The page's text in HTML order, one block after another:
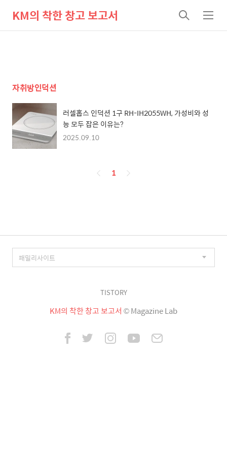
KM의 착한 창고 보고서
검
색
메
뉴
자취방인덕션
러셀홉스 인덕션 1구 RH-IH2055WH, 가성비와 성
능 모두 잡은 이유는?
2025.09.10
페
1
TISTORY
KM의 착한 창고 보고서 © Magazine Lab